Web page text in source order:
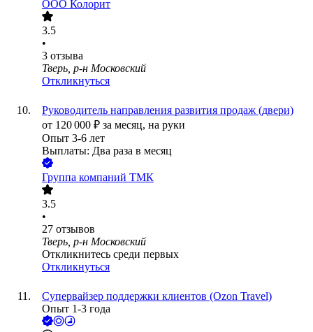
ООО Колорит
3.5
•
3 отзыва
Тверь, р-н Московский
Откликнуться
Руководитель направления развития продаж (двери)
от 120 000 ₽ за месяц, на руки
Опыт 3-6 лет
Выплаты: Два раза в месяц
Группа компаний ТМК
3.5
•
27 отзывов
Тверь, р-н Московский
Откликнитесь среди первых
Откликнуться
Супервайзер поддержки клиентов (Ozon Travel)
Опыт 1-3 года